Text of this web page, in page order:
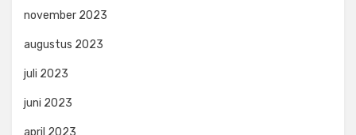
november 2023
augustus 2023
juli 2023
juni 2023
april 2023